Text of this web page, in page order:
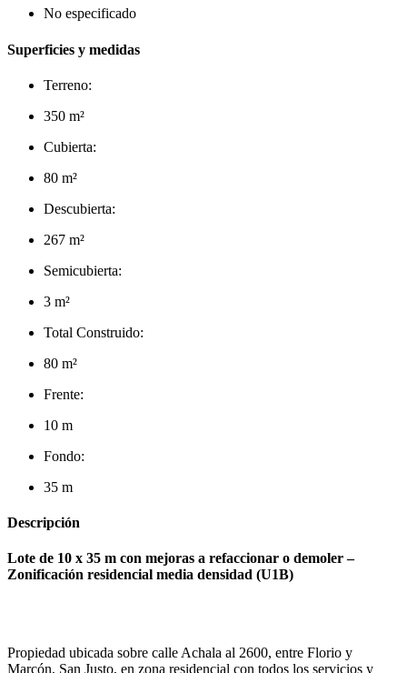
No especificado
Superficies y medidas
Terreno:
350 m²
Cubierta:
80 m²
Descubierta:
267 m²
Semicubierta:
3 m²
Total Construido:
80 m²
Frente:
10 m
Fondo:
35 m
Descripción
Lote de 10 x 35 m con mejoras a refaccionar o demoler –
Zonificación residencial media densidad (U1B)
Propiedad ubicada sobre calle Achala al 2600, entre Florio y
Marcón, San Justo, en zona residencial con todos los servicios y